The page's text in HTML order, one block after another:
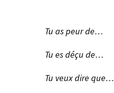
Tu as peur de…
Tu es déçu de…
Tu veux dire que…